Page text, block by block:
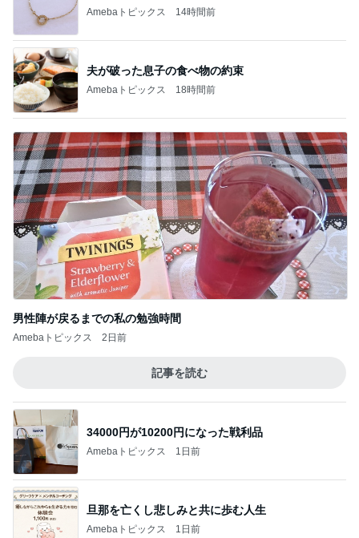
Amebaトピックス 14時間前
夫が破った息子の食べ物の約束
Amebaトピックス 18時間前
男性陣が戻るまでの私の勉強時間
Amebaトピックス 2日前
記事を読む
34000円が10200円になった戦利品
Amebaトピックス 1日前
旦那を亡くし悲しみと共に歩む人生
Amebaトピックス 1日前